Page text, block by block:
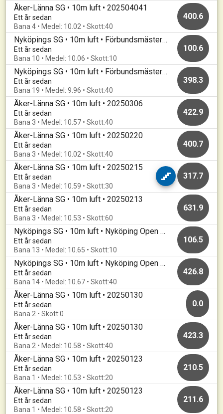
Åker-Länna SG • 10m luft • 202504041
Ett år sedan
Bana 4 • Medel: 10.02 • Skott:40
400.6
Nyköpings SG • 10m luft • Förbundsmästerskap Luftgevär
Ett år sedan
Bana 10 • Medel: 10.06 • Skott:10
100.6
Nyköpings SG • 10m luft • Förbundsmästerskap Luftgevär
Ett år sedan
Bana 19 • Medel: 9.96 • Skott:40
398.3
Åker-Länna SG • 10m luft • 20250306
Ett år sedan
Bana 3 • Medel: 10.57 • Skott:40
422.9
Åker-Länna SG • 10m luft • 20250220
Ett år sedan
Bana 3 • Medel: 10.02 • Skott:40
400.7
Åker-Länna SG • 10m luft • 20250215
Ett år sedan
Bana 3 • Medel: 10.59 • Skott:30
317.7
Åker-Länna SG • 10m luft • 20250213
Ett år sedan
Bana 3 • Medel: 10.53 • Skott:60
631.9
Nyköpings SG • 10m luft • Nyköping Open 2025 Final
Ett år sedan
Bana 13 • Medel: 10.65 • Skott:10
106.5
Nyköpings SG • 10m luft • Nyköping Open 2025 Grundomgång
Ett år sedan
Bana 14 • Medel: 10.67 • Skott:40
426.8
Åker-Länna SG • 10m luft • 20250130
Ett år sedan
Bana 2 • Skott:0
0.0
Åker-Länna SG • 10m luft • 20250130
Ett år sedan
Bana 2 • Medel: 10.58 • Skott:40
423.3
Åker-Länna SG • 10m luft • 20250123
Ett år sedan
Bana 1 • Medel: 10.53 • Skott:20
210.5
Åker-Länna SG • 10m luft • 20250123
Ett år sedan
Bana 1 • Medel: 10.58 • Skott:20
211.6